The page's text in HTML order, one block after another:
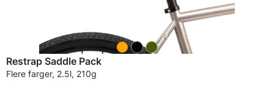
Restrap Saddle Pack
Flere farger, 2.5l, 210g